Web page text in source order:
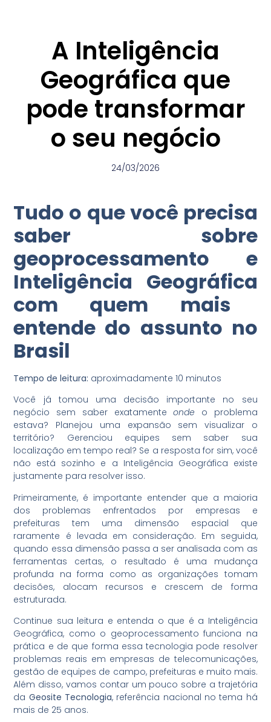
A Inteligência
Geográfica que
pode transformar
o seu negócio
24/03/2026
Tudo o que você precisa
saber sobre
geoprocessamento e
Inteligência Geográfica
com quem mais
entende do assunto no
Brasil
Tempo de leitura: aproximadamente 10 minutos
Você já tomou uma decisão importante no seu
negócio sem saber exatamenteonde o problema
estava? Planejou uma expansão sem visualizar o
território? Gerenciou equipes sem saber sua
localização em tempo real? Se a resposta for sim, você
não está sozinho e a Inteligência Geográfica existe
justamente para resolver isso.
Primeiramente, é importante entender que a maioria
dos problemas enfrentados por empresas e
prefeituras tem uma dimensão espacial que
raramente é levada em consideração. Em seguida,
quando essa dimensão passa a ser analisada com as
ferramentas certas, o resultado é uma mudança
profunda na forma como as organizações tomam
decisões, alocam recursos e crescem de forma
estruturada.
Continue sua leitura e entenda o que é a Inteligência
Geográfica, como o geoprocessamento funciona na
prática e de que forma essa tecnologia pode resolver
problemas reais em empresas de telecomunicações,
gestão de equipes de campo, prefeituras e muito mais.
Além disso, vamos contar um pouco sobre a trajetória
da Geosite Tecnologia, referência nacional no tema há
mais de 25 anos.